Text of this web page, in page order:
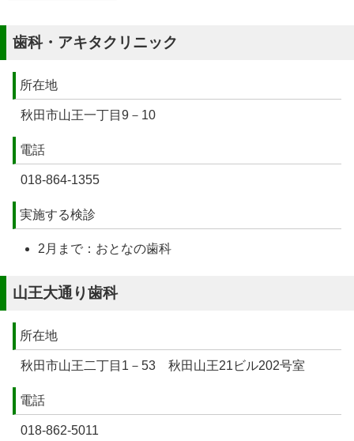
歯科・アキタクリニック
所在地
秋田市山王一丁目9－10
電話
018-864-1355
実施する検診
2月まで：おとなの歯科
山王大通り歯科
所在地
秋田市山王二丁目1－53 秋田山王21ビル202号室
電話
018-862-5011